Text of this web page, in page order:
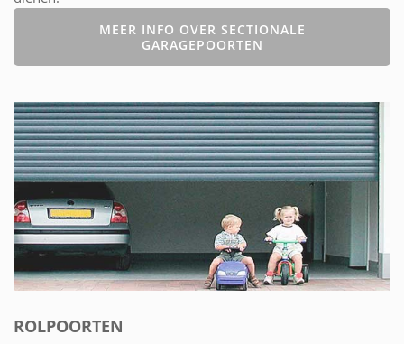
MEER INFO OVER SECTIONALE
GARAGEPOORTEN
ROLPOORTEN